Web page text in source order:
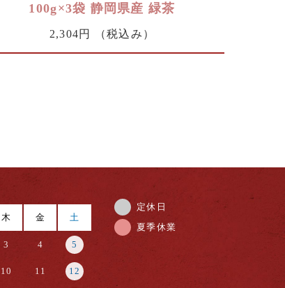
100g×3袋 静岡県産 緑茶
2,304円 （税込み）
木 金 土
3 4 5
10 11 12
定休日
夏季休業